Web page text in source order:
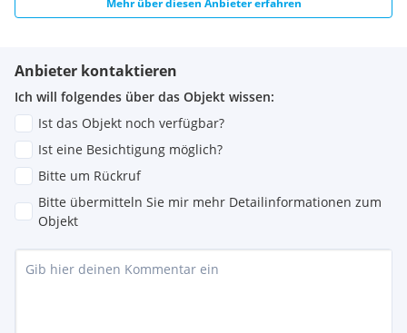
Mehr über diesen Anbieter erfahren
Anbieter kontaktieren
Ich will folgendes über das Objekt wissen:
Ist das Objekt noch verfügbar?
Ist eine Besichtigung möglich?
Bitte um Rückruf
Bitte übermitteln Sie mir mehr Detailinformationen zum
Objekt